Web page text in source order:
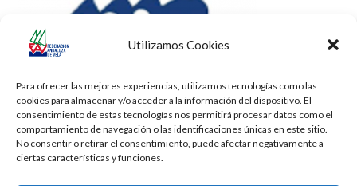
Utilizamos Cookies
Para ofrecer las mejores experiencias, utilizamos tecnologías como las
cookies para almacenar y/o acceder a la información del dispositivo. El
consentimiento de estas tecnologías nos permitirá procesar datos como el
comportamiento de navegación o las identificaciones únicas en este sitio.
No consentir o retirar el consentimiento, puede afectar negativamente a
ciertas características y funciones.